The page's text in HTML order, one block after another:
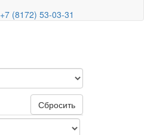
+7 (8172) 53-03-31
Сбросить